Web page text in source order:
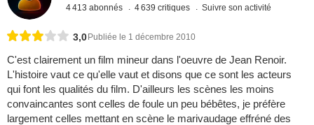
4 413 abonnés 4 639 critiques Suivre son activité
3,0 Publiée le 1 décembre 2010
C'est clairement un film mineur dans l'oeuvre de Jean Renoir.
L'histoire vaut ce qu'elle vaut et disons que ce sont les acteurs
qui font les qualités du film. D'ailleurs les scènes les moins
convaincantes sont celles de foule un peu bébêtes, je préfère
largement celles mettant en scène le marivaudage effréné des